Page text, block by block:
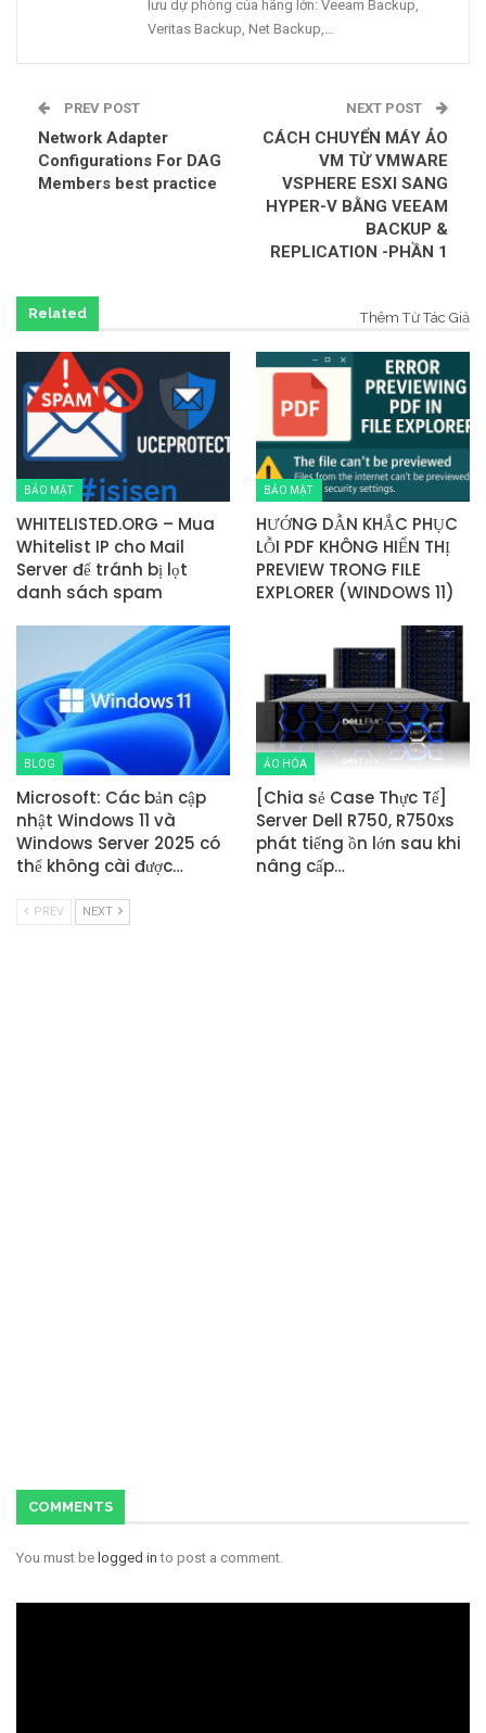
lưu dự phòng của hãng lớn: Veeam Backup,
Veritas Backup, Net Backup,…
PREV POST
Network Adapter
Configurations For DAG
Members best practice
NEXT POST
CÁCH CHUYỂN MÁY ẢO
VM TỪ VMWARE
VSPHERE ESXI SANG
HYPER-V BẰNG VEEAM
BACKUP &
REPLICATION -PHẦN 1
Related Thêm Từ Tác Giả
BẢO MẬT
WHITELISTED.ORG – Mua
Whitelist IP cho Mail
Server để tránh bị lọt
danh sách spam
BẢO MẬT
HƯỚNG DẪN KHẮC PHỤC
LỖI PDF KHÔNG HIỂN THỊ
PREVIEW TRONG FILE
EXPLORER (WINDOWS 11)
BLOG
Microsoft: Các bản cập
nhật Windows 11 và
Windows Server 2025 có
thể không cài được…
ẢO HÓA
[Chia sẻ Case Thực Tế]
Server Dell R750, R750xs
phát tiếng ồn lớn sau khi
nâng cấp…
PREV NEXT
COMMENTS
You must be logged in to post a comment.